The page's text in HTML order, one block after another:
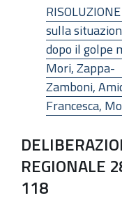
sulla
dopo il golpe
Mori, Zappa-
Zamboni,
Francesca,
REGIONALE
118